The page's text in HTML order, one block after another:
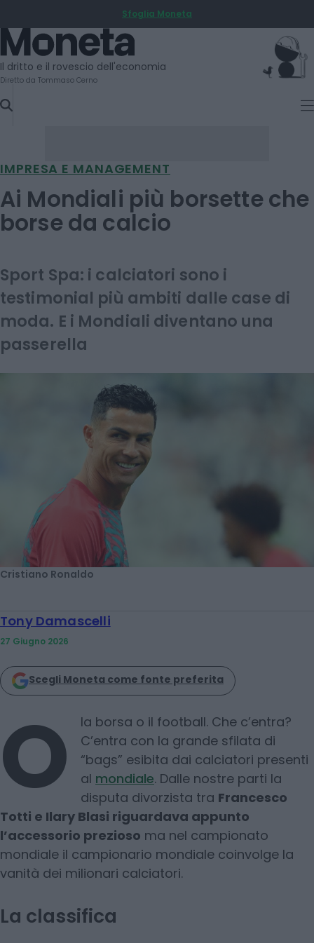
TO
CONTENT
Sfoglia Moneta
Moneta
Il dritto e il rovescio dell'economia
Diretto da Tommaso Cerno
IMPRESA E MANAGEMENT
Ai Mondiali più borsette che
borse da calcio
Sport Spa: i calciatori sono i
testimonial più ambiti dalle case di
moda. E i Mondiali diventano una
passerella
Cristiano Ronaldo
Tony Damascelli
27 Giugno 2026
Scegli Moneta come fonte preferita
O
la borsa o il football. Che c’entra?
C’entra con la grande sfilata di
“bags” esibita dai calciatori presenti
al mondiale. Dalle nostre parti la
disputa divorzista tra Francesco
Totti e Ilary Blasi riguardava appunto
l’accessorio prezioso ma nel campionato
mondiale il campionario mondiale coinvolge la
vanità dei milionari calciatori.
La classifica